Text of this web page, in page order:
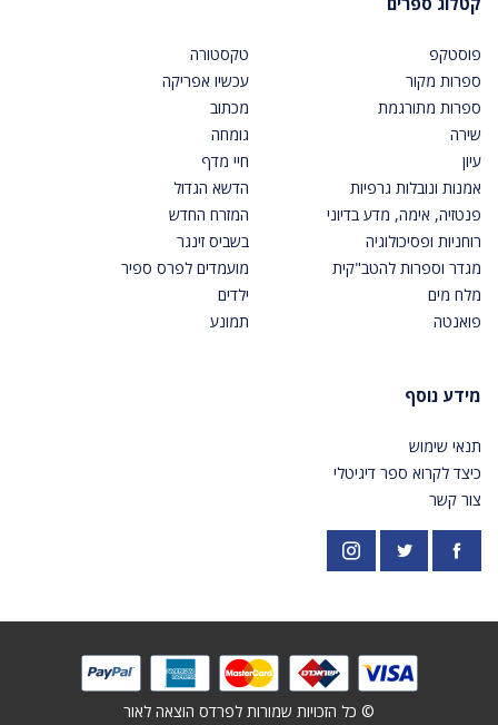
פוסטקפ
ספרות מקור
ספרות מתורגמת
שירה
עיון
אמנות ונובלות גרפיות
פנטזיה, אימה, מדע בדיוני
רוחניות ופסיכולוגיה
מגדר וספרות להטב"קית
מלח מים
פואנטה
טקסטורה
עכשיו אפריקה
מכתוב
גומחה
חיי מדף
הדשא הגדול
המזרח החדש
בשביס זינגר
מועמדים לפרס ספיר
ילדים
תמונע
מידע נוסף
תנאי שימוש
כיצד לקרוא ספר דיגיטלי
צור קשר
פייסבוק https://twitter.com/PardesPublish
אינסטגרם
© כל הזכויות שמורות לפרדס הוצאה לאור